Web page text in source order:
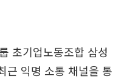
초기업노동조합 삼성
근 익명 소통 채널을 통